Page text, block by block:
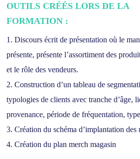
OUTILS CRÉÉS LORS DE LA
FORMATION :
1. Discours écrit de présentation où le
présente, présente l’assortiment des
et le rôle des vendeurs.
2. Construction d’un tableau de
typologies de clients avec tranche d’âge,
provenance, période de fréquentation,
3. Création du schéma d’implantation des
4. Création du plan merch magasin